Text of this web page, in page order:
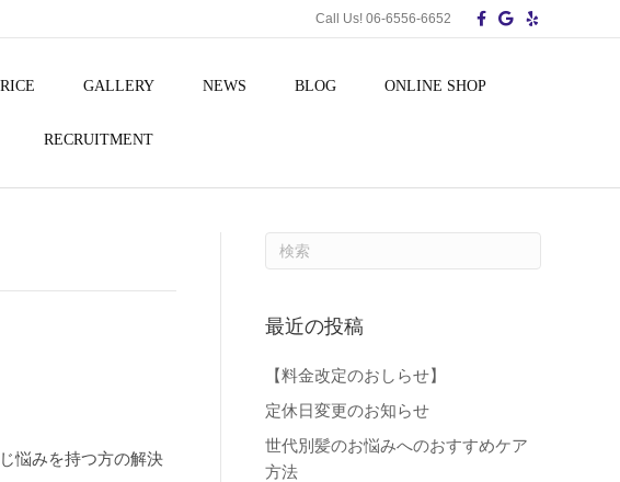
Call Us! 06-6556-6652
c
o
G
o
e
e
l
GALLERY NEWS BLOG ONLINE SHOP
RECRUITMENT
悩みを持つ方の解決
最近の投稿
【料金改定のおしらせ】
定休日変更のお知らせ
世代別髪のお悩みへのおすすめケア
方法